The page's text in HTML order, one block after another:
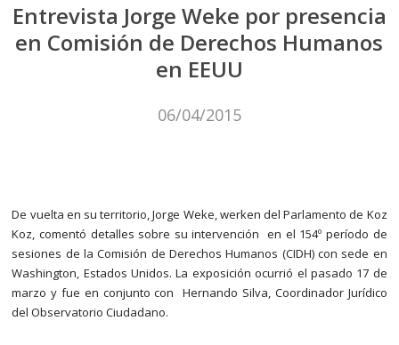
Entrevista Jorge Weke por presencia
en Comisión de Derechos Humanos
en EEUU
06/04/2015
De vuelta en su territorio, Jorge Weke, werken del Parlamento de Koz
Koz, comentó detalles sobre su intervención en el 154º período de
sesiones de la Comisión de Derechos Humanos (CIDH) con sede en
Washington, Estados Unidos. La exposición ocurrió el pasado 17 de
marzo y fue en conjunto con Hernando Silva, Coordinador Jurídico
del Observatorio Ciudadano.